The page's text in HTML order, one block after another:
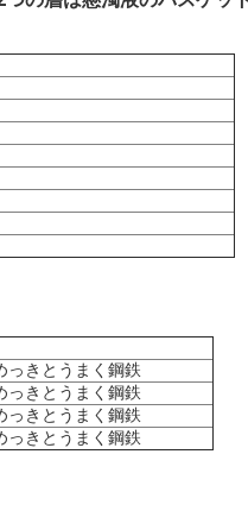
っきとうまく鋼鉄
っきとうまく鋼鉄
っきとうまく鋼鉄
っきとうまく鋼鉄